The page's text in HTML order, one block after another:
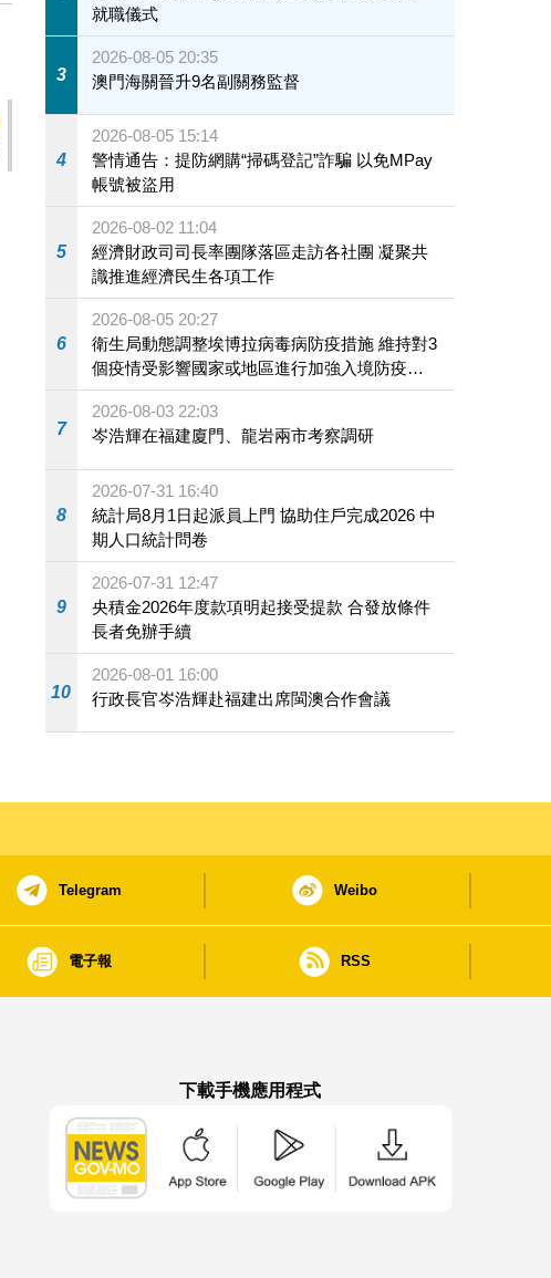
就職儀式
3
2026-08-05 20:35
澳門海關晉升9名副關務監督
4
2026-08-05 15:14
警情通告：提防網購“掃碼登記”詐騙 以免MPay
帳號被盜用
5
2026-08-02 11:04
經濟財政司司長率團隊落區走訪各社團 凝聚共
識推進經濟民生各項工作
6
2026-08-05 20:27
衛生局動態調整埃博拉病毒病防疫措施 維持對3
個疫情受影響國家或地區進行加強入境防疫措
施
7
2026-08-03 22:03
岑浩輝在福建廈門、龍岩兩市考察調研
8
2026-07-31 16:40
統計局8月1日起派員上門 協助住戶完成2026 中
期人口統計問卷
9
2026-07-31 12:47
央積金2026年度款項明起接受提款 合發放條件
長者免辦手續
10
2026-08-01 16:00
行政長官岑浩輝赴福建出席閩澳合作會議
Telegram Weibo
電子報 RSS
下載手機應用程式